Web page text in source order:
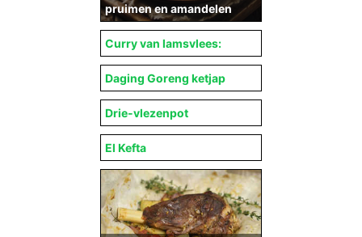
pruimen en amandelen
Curry van lamsvlees:
Daging Goreng ketjap
Drie-vlezenpot
El Kefta